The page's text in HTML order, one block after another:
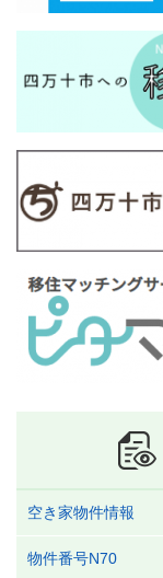
空き家物件情報
物件番号N70